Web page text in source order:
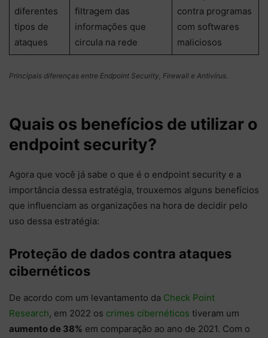
diferentes
tipos de
ataques
filtragem das
informações que
circula na rede
contra programas
com softwares
maliciosos
Principais diferenças entre Endpoint Security, Firewall e Antivírus.
Quais os benefícios de utilizar o
endpoint security?
Agora que você já sabe o que é o endpoint security e a
importância dessa estratégia, trouxemos alguns benefícios
que influenciam as organizações na hora de decidir pelo
uso dessa estratégia:
Proteção de dados contra ataques
cibernéticos
De acordo com um levantamento da Check Point
Research, em 2022 os crimes cibernéticos tiveram um
aumento de 38% em comparação ao ano de 2021. Com o